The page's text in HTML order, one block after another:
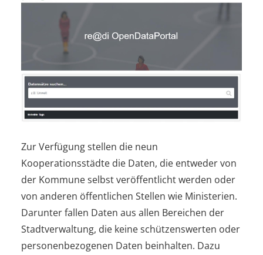
Zur Verfügung stellen die neun
Kooperationsstädte die Daten, die entweder von
der Kommune selbst veröffentlicht werden oder
von anderen öffentlichen Stellen wie Ministerien.
Darunter fallen Daten aus allen Bereichen der
Stadtverwaltung, die keine schützenswerten oder
personenbezogenen Daten beinhalten. Dazu